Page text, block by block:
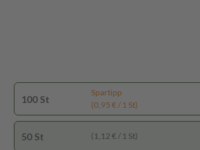
100 St
Spartipp
(0,95 € / 1 St)
50 St (1,12 € / 1 St)